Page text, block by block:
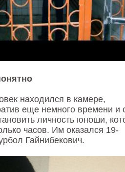
находился в камере,
еще немного времени и
личность юноши,
часов. Им оказался 19-
Гайнибекович.